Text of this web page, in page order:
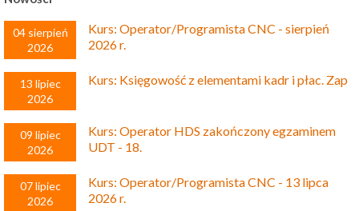
04 sierpień
2026
Kurs: Operator/Programista CNC - sierpień
2026 r.
13 lipiec
2026
Kurs: Księgowość z elementami kadr i płac. Zap
09 lipiec
2026
Kurs: Operator HDS zakończony egzaminem
UDT - 18.
07 lipiec
2026
Kurs: Operator/Programista CNC - 13 lipca
2026 r.